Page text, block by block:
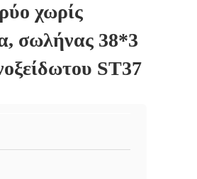
χωρίς
σωλήνας 38*3
ST37